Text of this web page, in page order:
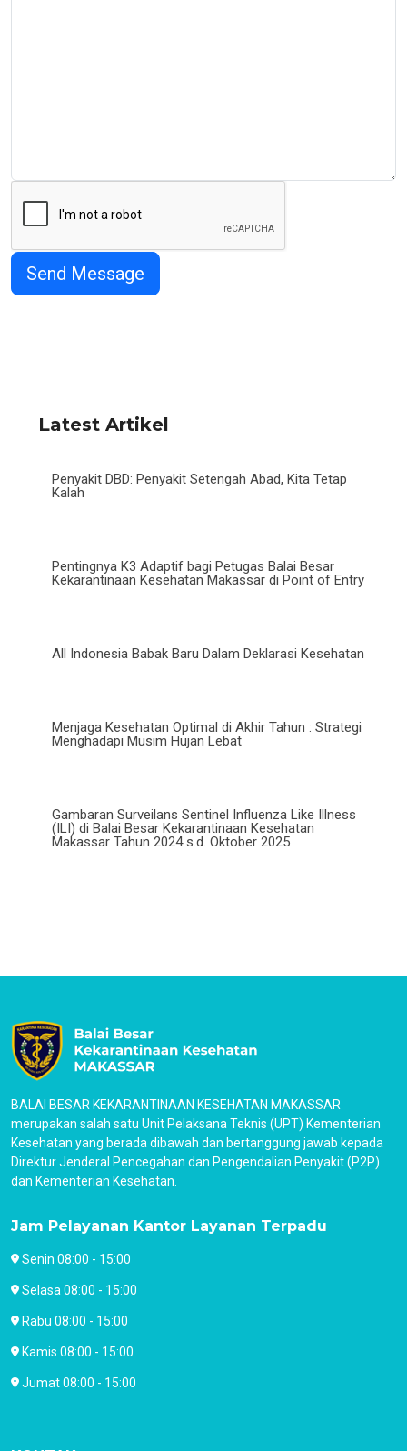
Latest Artikel
Penyakit DBD: Penyakit Setengah Abad, Kita Tetap
Kalah
Pentingnya K3 Adaptif bagi Petugas Balai Besar
Kekarantinaan Kesehatan Makassar di Point of Entry
All Indonesia Babak Baru Dalam Deklarasi Kesehatan
Menjaga Kesehatan Optimal di Akhir Tahun : Strategi
Menghadapi Musim Hujan Lebat
Gambaran Surveilans Sentinel Influenza Like Illness
(ILI) di Balai Besar Kekarantinaan Kesehatan
Makassar Tahun 2024 s.d. Oktober 2025
BALAI BESAR KEKARANTINAAN KESEHATAN MAKASSAR
merupakan salah satu Unit Pelaksana Teknis (UPT) Kementerian
Kesehatan yang berada dibawah dan bertanggung jawab kepada
Direktur Jenderal Pencegahan dan Pengendalian Penyakit (P2P)
dan Kementerian Kesehatan.
Jam Pelayanan Kantor Layanan Terpadu
Senin 08:00 - 15:00
Selasa 08:00 - 15:00
Rabu 08:00 - 15:00
Kamis 08:00 - 15:00
Jumat 08:00 - 15:00